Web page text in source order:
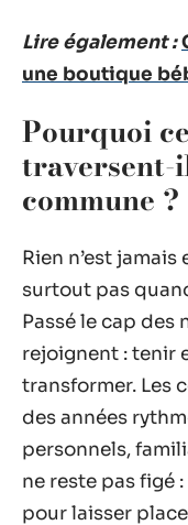
Lire également :
une boutique
Pourquoi
traversent-
commune ?
Rien n’est
surtout pas
Passé le cap des
rejoignent : tenir
transformer. Les
des années
personnels,
ne reste pas figé
pour laisser